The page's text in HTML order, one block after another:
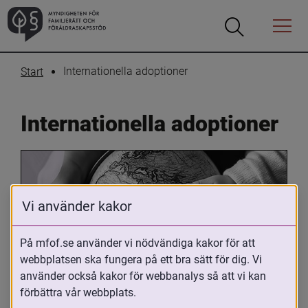
Öppna
Öppna
Menyn
Start Internationella adoptioner
Internationella adoptioner
Oavsett om du är adopterad,
adoptivförälder eller arbetar med
Vi använder kakor
På mfof.se använder vi nödvändiga kakor för att
webbplatsen ska fungera på ett bra sätt för dig. Vi
använder också kakor för webbanalys så att vi kan
förbättra vår webbplats.